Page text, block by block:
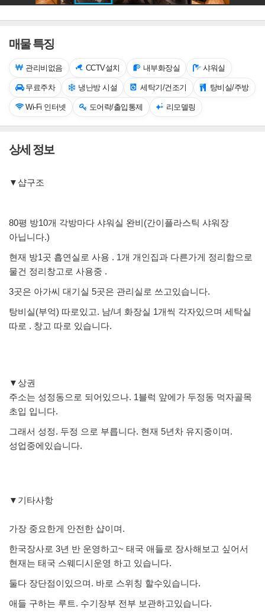
매물 특징
관리비없음 CCTV설치 내부화장실 샤워실
무료주차 냉난방 시설 세탁기/건조기 탕비실/주방
Wi-Fi 인터넷 도어락/출입통제 리모델링
상세 정보
▼샵구조
80평 방10개 각방마다 샤워실 완비(간이플라스틱 샤워장
아닙니다.)
현재 방1곳 흡연실로 사용 . 1개 개인집과 다른가게 정리함으로
물건 정리창고로 사용중 .
3곳은 아가씨 대기실 5곳은 관리실로 쓰고있습니다.
탕비실(부억) 따로있고. 남/녀 화장실 1개씩 각자있으며 세탁실
따로 . 창고 따로 있습니다.
▼상권
주소는 성정동으로 되어있으나. 1블럭 앞에가 두정동 먹자골목
초입 입니다.
그래서 성정. 두정 으로 부릅니다. 현재 5년차 유지중이며.
성업중에있습니다.
▼기타사항
가장 중요한게 안전한 샵이며.
한국장사로 3년 반 운영하고~ 태국 애들로 장사해보고 싶어서
현재는 태국 스웨디시운영 하고 있습니다.
둘다 장단점이있으며. 바로 스위칭 할수있습니다.
애들 구하는 루트. 수기장부 전부 보관하고있습니다.